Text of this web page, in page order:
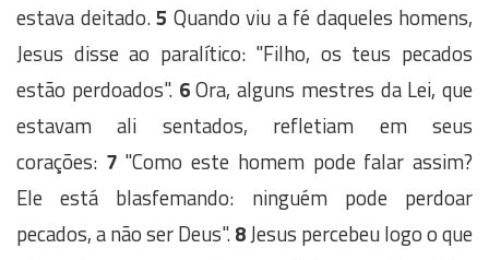
estava deitado.5 Quando viu a fé daqueles homens,
Jesus disse ao paralítico: "Filho, os teus pecados
estão perdoados". 6Ora, alguns mestres da Lei, que
estavam ali sentados, refletiam em seus
corações: 7"Como este homem pode falar assim?
Ele está blasfemando: ninguém pode perdoar
pecados, a não ser Deus".8Jesus percebeu logo o que